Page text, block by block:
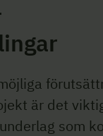
är det
som